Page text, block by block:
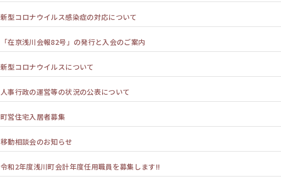
新型コロナウイルス感染症の対応について
「在京浅川会報82号」の発行と入会のご案内
新型コロナウイルスについて
人事行政の運営等の状況の公表について
町営住宅入居者募集
移動相談会のお知らせ
令和2年度浅川町会計年度任用職員を募集します!!